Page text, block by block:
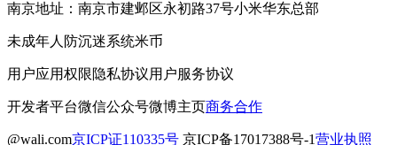
南京地址：南京市建邺区永初路37号小米华东总部
未成年人防沉迷系统米币
用户应用权限隐私协议用户服务协议
开发者平台微信公众号微博主页商务合作
@wali.com京ICP证110335号 京ICP备17017388号-1营业执照